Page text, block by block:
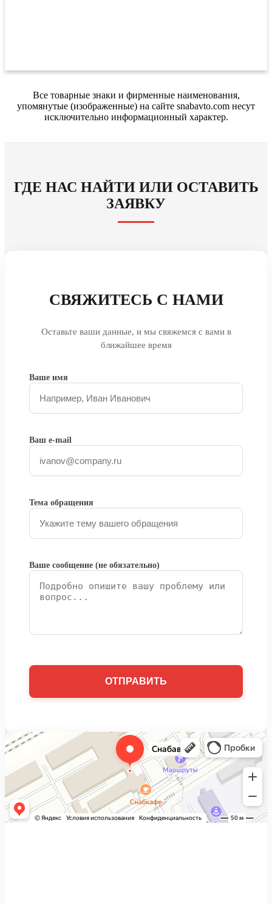
Все товарные знаки и фирменные наименования,
упомянутые (изображенные) на сайте snabavto.com несут
исключительно информационный характер.
ГДЕ НАС НАЙТИ ИЛИ ОСТАВИТЬ
ЗАЯВКУ
СВЯЖИТЕСЬ С НАМИ
Оставьте ваши данные, и мы свяжемся с вами в
ближайшее время
Ваше имя
Ваш e-mail
Тема обращения
Ваше сообщение (не обязательно)